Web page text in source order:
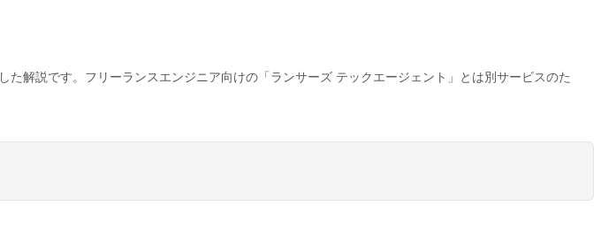
解説です。フリーランスエンジニア向けの「ランサーズ テックエージェント」とは別サービスのた